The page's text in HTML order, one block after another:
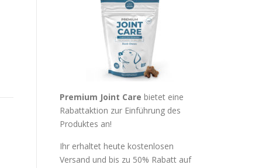
Premium Joint Care bietet eine
Rabattaktion zur Einführung des
Produktes an!
Ihr erhaltet heute kostenlosen
Versand und bis zu 50% Rabatt auf